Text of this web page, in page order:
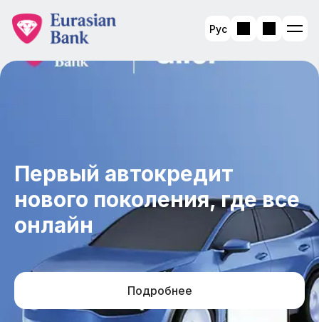
Рус
Первый автокредит
нового поколения, где все
онлайн
Подробнее